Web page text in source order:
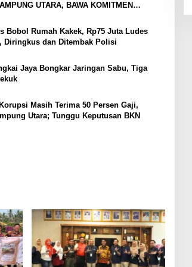
UTARA, BAWA KOMITMEN
Bobol Rumah Kakek, Rp75 Juta Ludes
Diringkus dan Ditembak Polisi
Jaya Bongkar Jaringan Sabu, Tiga
Masih Terima 50 Persen Gaji,
Utara; Tunggu Keputusan BKN